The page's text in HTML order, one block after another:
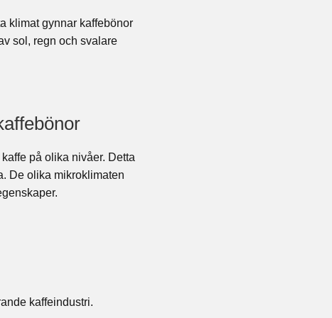
klimat gynnar kaffebönor
sol, regn och svalare
på olika nivåer. Detta
De olika mikroklimaten
kaffeindustri.